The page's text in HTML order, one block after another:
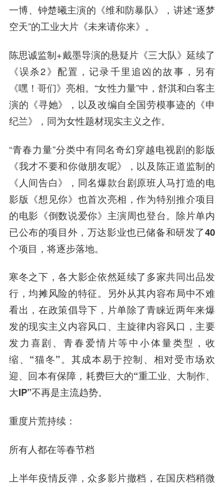
一博、钟楚曦主演的《维和防暴队》，讲述“逐梦
空天”的工业大片《未来请你来》。
陈思诚监制+戴墨导演的悬疑片《三大队》延续了
《误杀2》配置，记录千里追凶的故事，另有
《嘿！哥们》亮相。“女性力量”中，舒淇和白客主
演的《寻她》，以及改编自全国劳模事迹的《申
纪兰》，同为女性题材现实主义之作。
“青春力量”分类中有同名奇幻穿越电视剧的影版
《我才不要和你做朋友呢》，以及陈正道监制的
《人间告白》，同名爆款台剧原班人马打造的电
影版《想见你》也首次亮相，作为特别推介项目
的电影《倒数说爱你》主演周也登台。除片单内
已公布的项目外， 万达影业也已储备和研发了40
个项目，将逐步落地。
寒冬之下，各大影企依然延续了多家共同出品发
行，均摊风险的特征。另外从其内容布局中不难
看出，在政策倡导下，片单除了青睐近两年来爆
发的现实主义内容风口、主旋律内容风口， 主要
发力喜剧、青春爱情片等中小体量类型，收
缩、“猫冬”。其成本易于控制、相对受市场欢
迎、回本有保障，耗费巨大的“重工业、大制作、
大IP”不再是主流趋势。
重度片荒持续：
所有人都在等春节档
上半年疫情反弹，众多影片撤档，在国庆档稍微